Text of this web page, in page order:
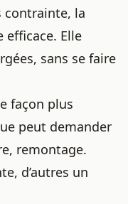
contrainte, la
efficace. Elle
sans se faire
façon plus
peut demander
remontage.
d’autres un